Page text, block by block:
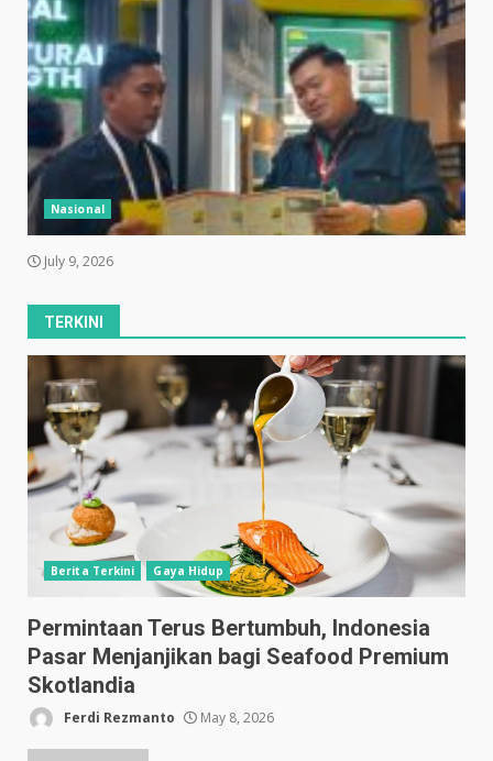
Nasional
July 9, 2026
TERKINI
Berita Terkini Gaya Hidup
Permintaan Terus Bertumbuh, Indonesia
Pasar Menjanjikan bagi Seafood Premium
Skotlandia
Ferdi Rezmanto May 8, 2026